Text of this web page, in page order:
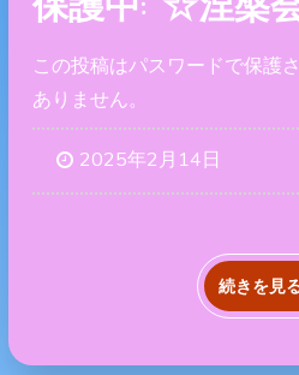
この投稿はパスワードで保護
ありません。
2025年2月14日
続きを見